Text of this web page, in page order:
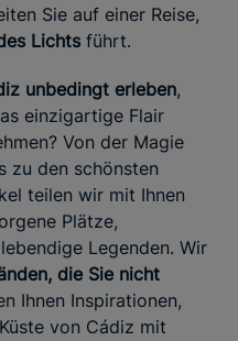
Sie auf einer Reise,
Lichts führt.
unbedingt erleben,
einzigartige Flair
Von der Magie
zu den schönsten
teilen wir mit Ihnen
Plätze,
Legenden. Wir
die Sie nicht
Ihnen Inspirationen,
von Cádiz mit